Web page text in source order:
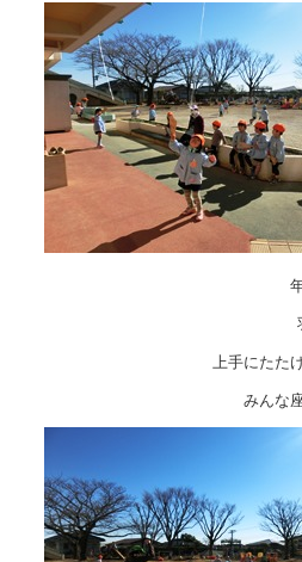
上手にたた
みんな